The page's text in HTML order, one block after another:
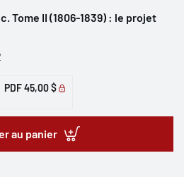
Tome II (1806-1839) : le projet
PDF45,00 $
au panier